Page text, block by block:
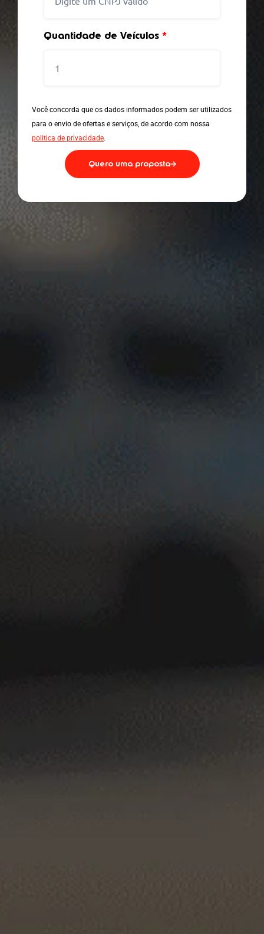
Quantidade de Veículos *
Você concorda que os dados informados podem ser utilizados
para o envio de ofertas e serviços, de acordo com nossa
politica de privacidade.
Quero uma proposta